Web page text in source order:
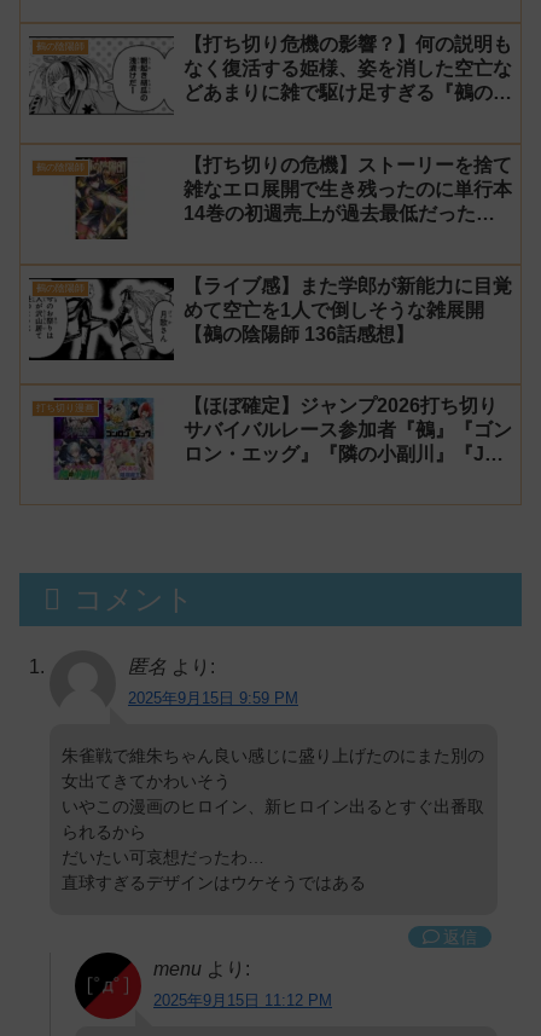
鵺の陰陽師
【打ち切り危機の影響？】何の説明も
なく復活する姫様、姿を消した空亡な
どあまりに雑で駆け足すぎる『鵺の陰
鵺の陰陽師
【打ち切りの危機】ストーリーを捨て
雑なエロ展開で生き残ったのに単行本
14巻の初週売上が過去最低だった
鵺の陰陽師
【ライブ感】また学郎が新能力に目覚
めて空亡を1人で倒しそうな雑展開
【鵺の陰陽師 136話感想】
打ち切り漫画
【ほぼ確定】ジャンプ2026打ち切り
サバイバルレース参加者『鵺』『ゴン
ロン・エッグ』『隣の小副川』『JK
コメント
匿名 より:
2025年9月15日 9:59 PM
朱雀戦で維朱ちゃん良い感じに盛り上げたのにまた別の
女出てきてかわいそう
いやこの漫画のヒロイン、新ヒロイン出るとすぐ出番取
られるから
だいたい可哀想だったわ…
直球すぎるデザインはウケそうではある
返信
menu より:
2025年9月15日 11:12 PM